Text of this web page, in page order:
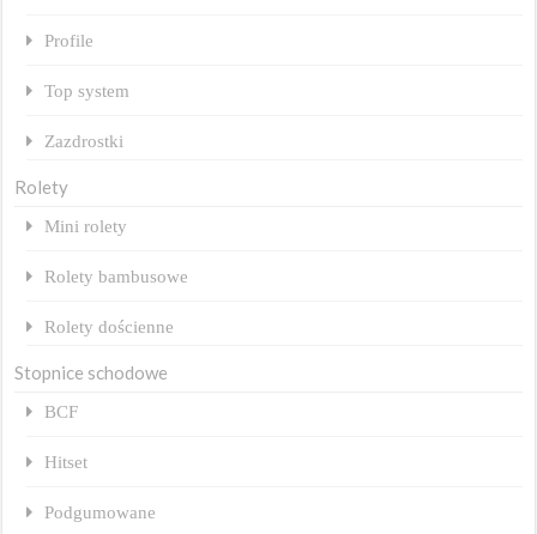
Profile
Top system
Zazdrostki
Rolety
Mini rolety
Rolety bambusowe
Rolety dościenne
Stopnice schodowe
BCF
Hitset
Podgumowane